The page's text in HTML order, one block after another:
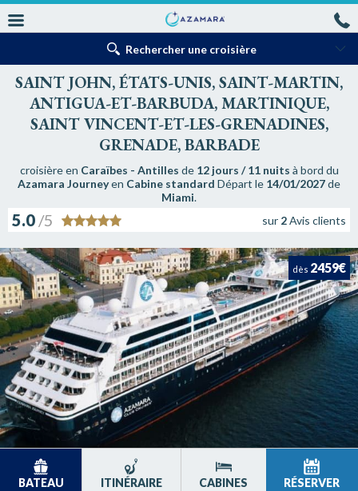
Rechercher une croisière
SAINT JOHN, ÉTATS-UNIS, SAINT-MARTIN,
ANTIGUA-ET-BARBUDA, MARTINIQUE,
SAINT VINCENT-ET-LES-GRENADINES,
GRENADE, BARBADE
croisière en Caraïbes - Antilles de 12 jours / 11 nuits à bord du
Azamara Journeyen Cabine standard Départ le 14/01/2027de
Miami.
5.0 /5 sur 2Avis clients
dès 2459€
BATEAU ITINÉRAIRE CABINES RÉSERVER